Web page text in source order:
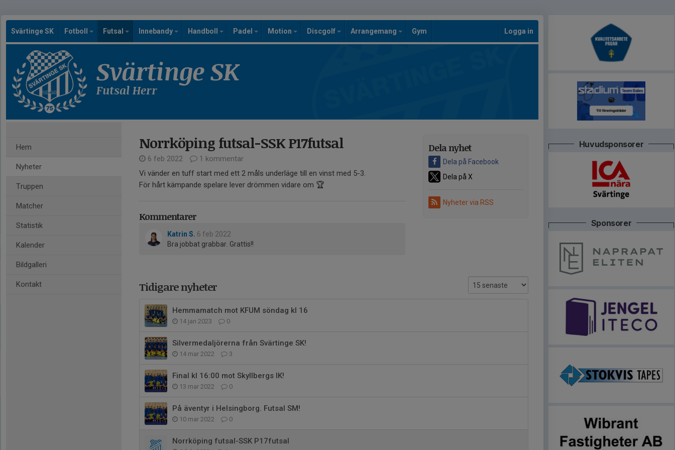
Svärtinge SK Fotboll Futsal Innebandy Handboll Padel Motion Discgolf Arrangemang Gym Logga in
Svärtinge SK
Futsal Herr
Hem
Nyheter
Truppen
Matcher
Statistik
Kalender
Bildgalleri
Kontakt
Dela nyhet
Dela på Facebook
Dela på X
Nyheter via RSS
Norrköping futsal-SSK P17futsal
6 feb 2022
1 kommentar
Vi vänder en tuff start med ett 2 måls underläge till en vinst med 5-3.
För hårt kämpande spelare lever drömmen vidare om 🏆
Kommentarer
Katrin S. 6 feb 2022
Bra jobbat grabbar. Grattis!!
Tidigare nyheter
Hemmamatch mot KFUM söndag kl 16
14 jan 2023 0
Silvermedaljörerna från Svärtinge SK!
14 mar 2022 3
Final kl 16:00 mot Skyllbergs IK!
13 mar 2022 0
På äventyr i Helsingborg. Futsal SM!
10 mar 2022 0
Norrköping futsal-SSK P17futsal
Huvudsponsorer
Sponsorer